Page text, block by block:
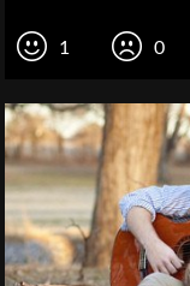
1 0